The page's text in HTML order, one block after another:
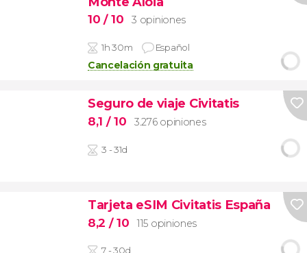
10 / 10 3 opiniones
1h 30m Español
Cancelación gratuita
Seguro de viaje Civitatis
8,1 / 10 3.276 opiniones
3 - 31d
Tarjeta eSIM Civitatis España
8,2 / 10 115 opiniones
7 - 30d